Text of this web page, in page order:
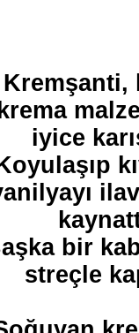
Kremşanti,
krema
iyice
bir
streçle